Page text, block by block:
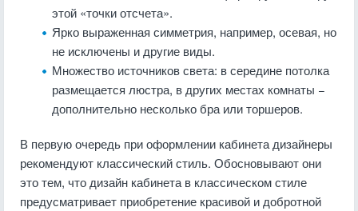
этой «точки отсчета».
Ярко выраженная симметрия, например, осевая, но
не исключены и другие виды.
Множество источников света: в середине потолка
размещается люстра, в других местах комнаты −
дополнительно несколько бра или торшеров.
В первую очередь при оформлении кабинета дизайнеры
рекомендуют классический стиль. Обосновывают они
это тем, что дизайн кабинета в классическом стиле
предусматривает приобретение красивой и добротной